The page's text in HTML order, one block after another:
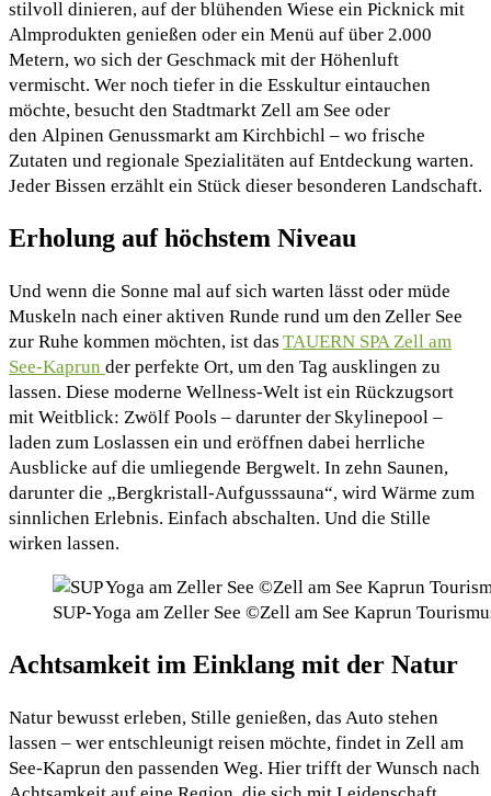
stilvoll dinieren, auf der blühenden Wiese ein Picknick mit
Almprodukten genießen oder ein Menü auf über 2.000
Metern, wo sich der Geschmack mit der Höhenluft
vermischt. Wer noch tiefer in die Esskultur eintauchen
möchte, besucht den Stadtmarkt Zell am See oder
den Alpinen Genussmarkt am Kirchbichl – wo frische
Zutaten und regionale Spezialitäten auf Entdeckung warten.
Jeder Bissen erzählt ein Stück dieser besonderen Landschaft.
Erholung auf höchstem Niveau
Und wenn die Sonne mal auf sich warten lässt oder müde
Muskeln nach einer aktiven Runde rund um den Zeller See
zur Ruhe kommen möchten, ist das TAUERN SPA Zell am
See-Kaprun der perfekte Ort, um den Tag ausklingen zu
lassen. Diese moderne Wellness-Welt ist ein Rückzugsort
mit Weitblick: Zwölf Pools – darunter der Skylinepool –
laden zum Loslassen ein und eröffnen dabei herrliche
Ausblicke auf die umliegende Bergwelt. In zehn Saunen,
darunter die „Bergkristall-Aufgusssauna“, wird Wärme zum
sinnlichen Erlebnis. Einfach abschalten. Und die Stille
wirken lassen.
SUP-Yoga am Zeller See ©Zell am See Kaprun
Achtsamkeit im Einklang mit der Natur
Natur bewusst erleben, Stille genießen, das Auto stehen
lassen – wer entschleunigt reisen möchte, findet in Zell am
See-Kaprun den passenden Weg. Hier trifft der Wunsch nach